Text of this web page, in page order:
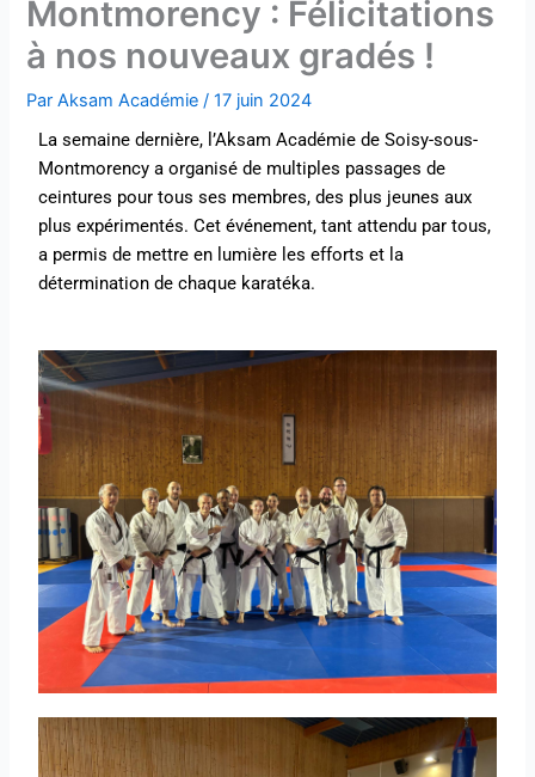
Montmorency : Félicitations
à nos nouveaux gradés !
ParAksam Académie/17 juin 2024
La semaine dernière, l’Aksam Académie de Soisy-sous-
Montmorency a organisé de multiples passages de
ceintures pour tous ses membres, des plus jeunes aux
plus expérimentés. Cet événement, tant attendu par tous,
a permis de mettre en lumière les efforts et la
détermination de chaque karatéka.